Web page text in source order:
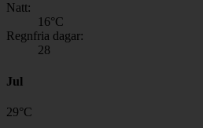
Natt:
16°C
Regnfria dagar:
28
Jul
29°C